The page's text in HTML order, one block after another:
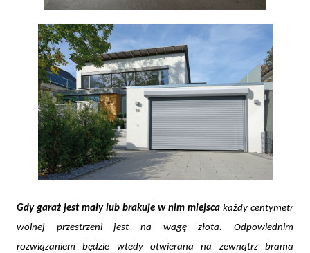
Gdy garaż jest mały lub brakuje w nim miejsca każdy centymetr
wolnej przestrzeni jest na wagę złota. Odpowiednim
rozwiązaniem będzie wtedy otwierana na zewnątrz brama